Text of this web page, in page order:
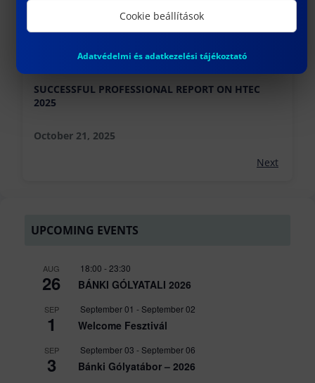
SUCCESSFUL PROFESSIONAL REPORT ON HTEC
2025
October 21, 2025
Next
UPCOMING EVENTS
AUG
26
18:00 - 23:30
BÁNKI GÓLYATALI 2026
SEP
1
September 01 -September 02
Welcome Fesztivál
SEP
3
September 03 -September 06
Bánki Gólyatábor – 2026
Cookie beállítások
Adatvédelmi és adatkezelési tájékoztató